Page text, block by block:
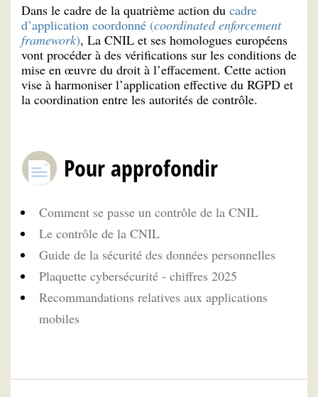
Dans le cadre de la quatrième action du cadre
d’application coordonné (coordinated enforcement
framework), La CNIL et ses homologues européens
vont procéder à des vérifications sur les conditions de
mise en œuvre du droit à l’effacement. Cette action
vise à harmoniser l’application effective du RGPD et
la coordination entre les autorités de contrôle.
Pour approfondir
Comment se passe un contrôle de la CNIL
Le contrôle de la CNIL
Guide de la sécurité des données personnelles
Plaquette cybersécurité - chiffres 2025
Recommandations relatives aux applications
mobiles